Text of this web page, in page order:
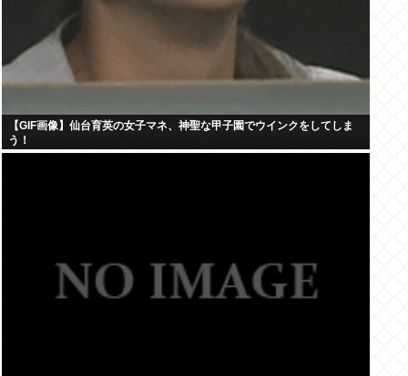
【GIF画像】仙台育英の女子マネ、神聖な甲子園でウインクをしてしま
う！